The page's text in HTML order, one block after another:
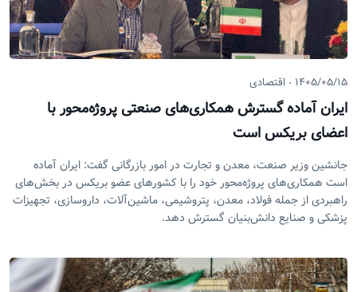
۱۴۰۵/۰۵/۱۵ اقتصادی
ایران آماده گسترش همکاری‌های صنعتی پروژه‌محور با
اعضای بریکس است
جانشین وزیر صنعت، معدن و تجارت در امور بازرگانی گفت: ایران آماده
است همکاری‌های پروژه‌محور خود را با کشور‌های عضو بریکس در بخش‌های
راهبردی از جمله فولاد، معدن، پتروشیمی، ماشین‌آلات، داروسازی، تجهیزات
پزشکی و صنایع دانش‌بنیان گسترش دهد.